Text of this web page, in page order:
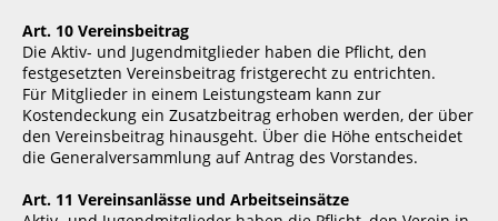
Art. 10 Vereinsbeitrag
Die Aktiv- und Jugendmitglieder haben die Pflicht, den
festgesetzten Vereinsbeitrag fristgerecht zu entrichten.
Für Mitglieder in einem Leistungsteam kann zur
Kostendeckung ein Zusatzbeitrag erhoben werden, der über
den Vereinsbeitrag hinausgeht. Über die Höhe entscheidet
die Generalversammlung auf Antrag des Vorstandes.
Art. 11 Vereinsanlässe und Arbeitseinsätze